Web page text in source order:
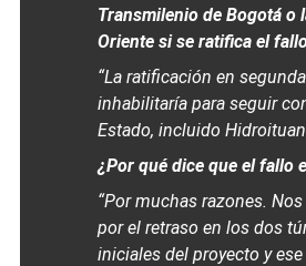
Transmilenio de Bogotá o
Oriente si se ratifica el
“La ratificación en
inhabilitaría para seguir
Estado, incluido
¿Por qué dice que el fallo
“Por muchas razones.
por el retraso en los dos
iniciales del proyecto y